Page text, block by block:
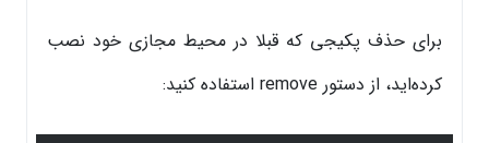
برای حذف پکیجی که قبلا در محیط مجازی خود نصب
کرده‌اید، از دستور remove استفاده کنید: